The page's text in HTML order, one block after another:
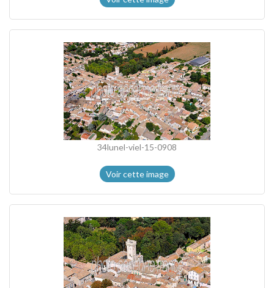
34lunel-viel-15-0908
Voir cette image